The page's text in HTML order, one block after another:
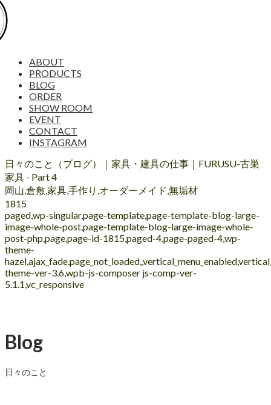
ABOUT
PRODUCTS
BLOG
ORDER
SHOW ROOM
EVENT
CONTACT
INSTAGRAM
日々のこと（ブログ）｜家具・建具の仕事｜FURUSU-古巣
家具 - Part 4
岡山,倉敷,家具,手作り,オーダーメイド,無垢材
1815
paged,wp-singular,page-template,page-template-blog-large-
image-whole-post,page-template-blog-large-image-whole-
post-php,page,page-id-1815,paged-4,page-paged-4,wp-
theme-
theme-ver-3.6,wpb-js-composer js-comp-ver-
5.1.1,vc_responsive
Blog
日々のこと